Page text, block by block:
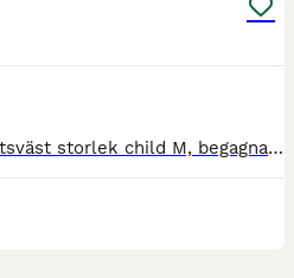
Säljer denna barn säkerhetsväst storlek child M, begagnat skick vilket syns på bilderna men fyller sin funktion!